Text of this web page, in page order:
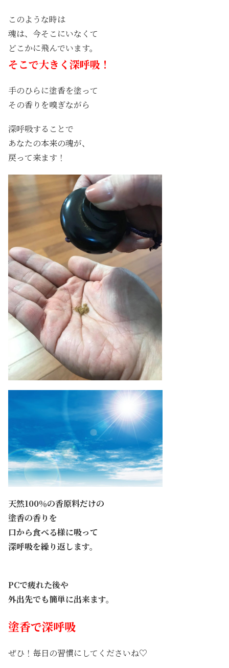
このような時は
魂は、今そこにいなくて
どこかに飛んでいます。
そこで大きく深呼吸！
手のひらに塗香を塗って
その香りを嗅ぎながら
深呼吸することで
あなたの本来の魂が、
戻って来ます！
天然100％の香原料だけの
塗香の香りを
口から食べる様に吸って
深呼吸を繰り返します。
PCで疲れた後や
外出先でも簡単に出来ます。
塗香で深呼吸
ぜひ！毎日の習慣にしてくださいね♡